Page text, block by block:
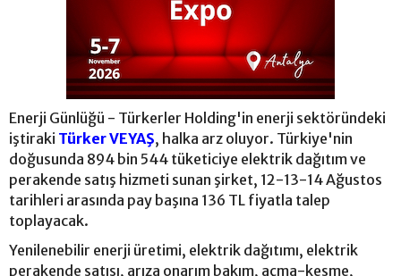
Enerji Günlüğü - Türkerler Holding'in enerji sektöründeki
iştiraki Türker VEYAŞ, halka arz oluyor. Türkiye'nin
doğusunda 894 bin 544 tüketiciye elektrik dağıtım ve
perakende satış hizmeti sunan şirket, 12-13-14 Ağustos
tarihleri arasında pay başına 136 TL fiyatla talep
toplayacak.
Yenilenebilir enerji üretimi, elektrik dağıtımı, elektrik
perakende satışı, arıza onarım bakım, açma-kesme,